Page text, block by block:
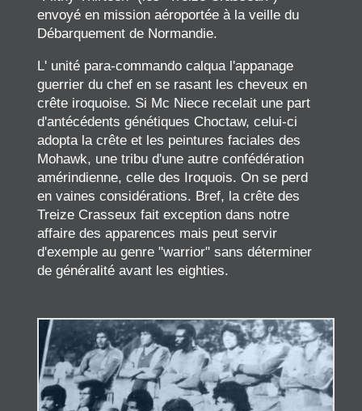
envoyé en mission aéroportée à la veille du
Débarquement de Normandie.
L' unité para-commando calqua l'appanage
guerrier du chef en se rasant les cheveux en
crête iroquoise. Si Mc Niece recelait une part
d'antécédents génétiques Choctaw, celui-ci
adopta la crête et les peintures faciales des
Mohawk, une tribu d'une autre confédération
amérindienne, celle des Iroquois. On se perd
en vaines considérations. Bref, la crête des
Treize Crasseux fait exception dans notre
affaire des apparences mais peut servir
d'exemple au genre "warrior" sans déterminer
de généralité avant les eighties.